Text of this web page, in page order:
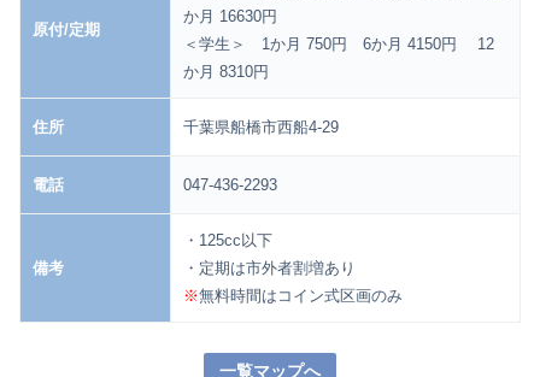
原付/定期
か月 16630円
＜学生＞ 1か月 750円 6か月 4150円 12
か月 8310円
住所 千葉県船橋市西船4-29
電話 047-436-2293
備考
・125cc以下
・定期は市外者割増あり
※無料時間はコイン式区画のみ
一覧マップへ